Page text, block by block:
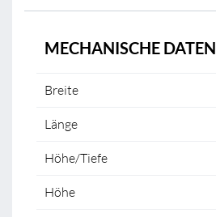
MECHANISCHE DATEN
Breite
Länge
Höhe/Tiefe
Höhe